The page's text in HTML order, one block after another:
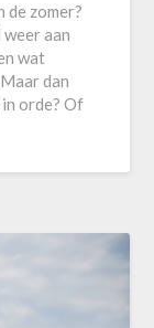
de zomer?
aan
wat
dan
orde? Of